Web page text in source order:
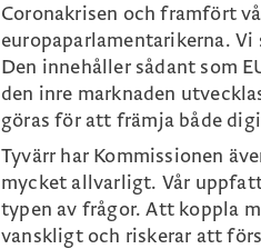
Coronakrisen och framfört
europaparlamentarikerna.
Den innehåller sådant som
den inre marknaden
göras för att främja både
Tyvärr har Kommissionen
mycket allvarligt. Vår
typen av frågor. Att koppla
vanskligt och riskerar att